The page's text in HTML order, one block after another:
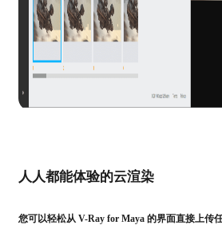
人人都能体验的云渲染
您可以轻松从 V-Ray for Maya 的界面直接上传